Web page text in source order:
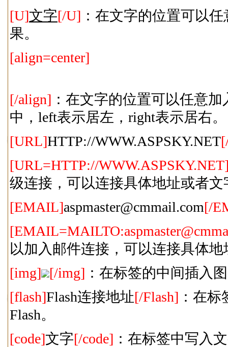
[U]文字[/U] ：在文字的位置可以
果。
[align=center]
[/align] ：在文字的位置可以任意
中，left表示居左，right表示居右。
[URL]HTTP://WWW.ASPSKY.NET
[URL=HTTP://
级连接，可以连接具体地址或者文
[EMAIL]aspmaster@cmmail.com[/
以加入邮件连接，可以连接具体
[img]
[/img] ：在标签的中间插入
[flash]Flash连接地址[/Flash] ：在
Flash。
[code]文字[/code] ：在标签中写入